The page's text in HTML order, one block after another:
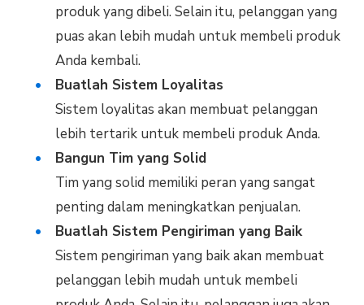
produk yang dibeli. Selain itu, pelanggan yang
puas akan lebih mudah untuk membeli produk
Anda kembali.
Buatlah Sistem Loyalitas
Sistem loyalitas akan membuat pelanggan
lebih tertarik untuk membeli produk Anda.
Bangun Tim yang Solid
Tim yang solid memiliki peran yang sangat
penting dalam meningkatkan penjualan.
Buatlah Sistem Pengiriman yang Baik
Sistem pengiriman yang baik akan membuat
pelanggan lebih mudah untuk membeli